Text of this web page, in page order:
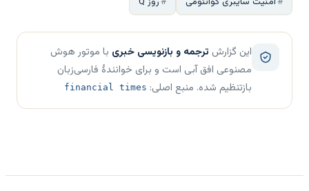
این گزارش ترجمه و بازنویسی خبری با موتور هوش
مصنوعی افق آبی است و برای خوانندهٔ فارسی‌زبان
بازتنظیم شده. منبع اصلی: financial times